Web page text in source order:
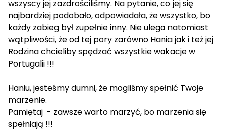
wszyscy jej zazdrościliśmy. Na pytanie, co jej się
najbardziej podobało, odpowiadała, że wszystko, bo
każdy zabieg był zupełnie inny. Nie ulega natomiast
wątpliwości, że od tej pory zarówno Hania jak i też jej
Rodzina chcieliby spędzać wszystkie wakacje w
Portugalii !!!
Haniu, jesteśmy dumni, że mogliśmy spełnić Twoje
marzenie.
Pamiętaj - zawsze warto marzyć, bo marzenia się
spełniają !!!